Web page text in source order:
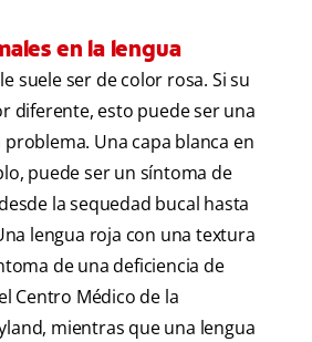
en la lengua
suele ser de color rosa. Si su
diferente, esto puede ser una
Una capa blanca en
puede ser un síntoma de
la sequedad bucal hasta
lengua roja con una textura
de una deficiencia de
Centro Médico de la
mientras que una lengua